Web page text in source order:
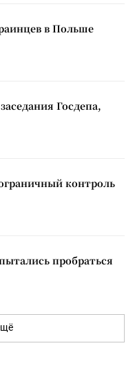
в Польше
Госдепа,
контроль
пробраться